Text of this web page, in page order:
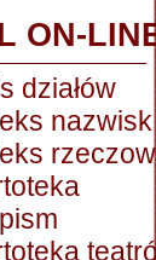
ON-
działów
nazwisk